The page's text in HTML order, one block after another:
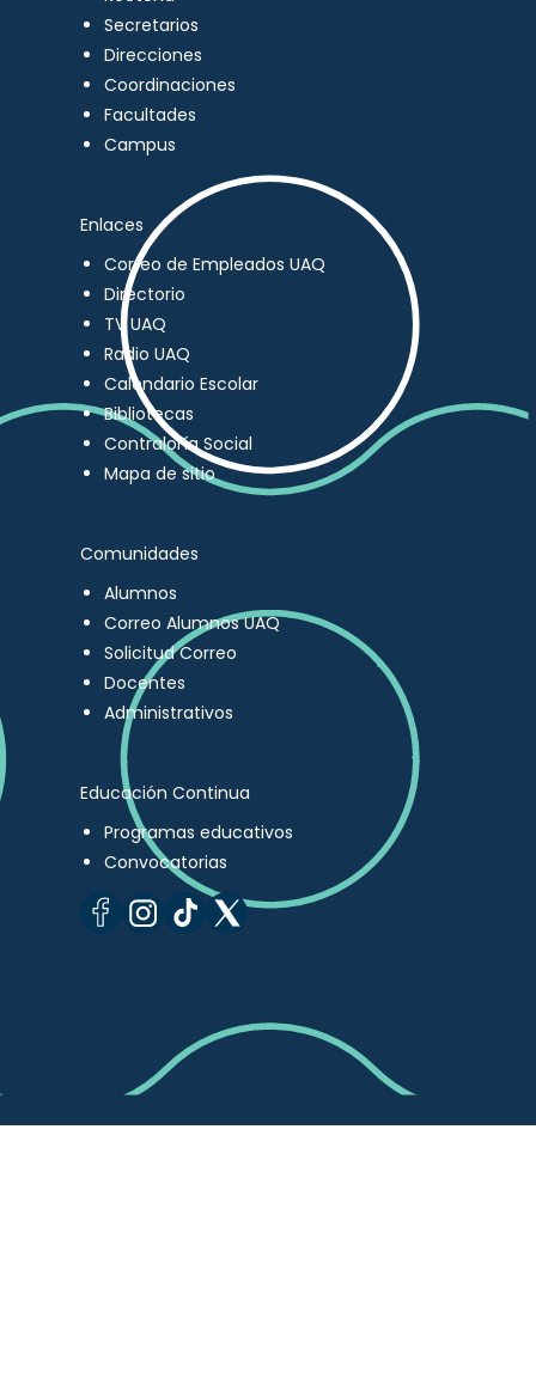
Secretarios
Direcciones
Coordinaciones
Facultades
Campus
Enlaces
Correo de Empleados UAQ
Directorio
TV UAQ
Radio UAQ
Calendario Escolar
Bibliotecas
Contraloría Social
Mapa de sitio
Comunidades
Alumnos
Correo Alumnos UAQ
Solicitud Correo
Docentes
Administrativos
Educación Continua
Programas educativos
Convocatorias